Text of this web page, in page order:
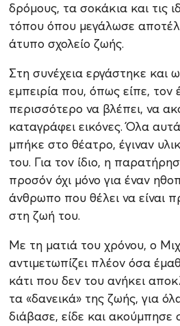
δρόμους, τα σοκάκια και τις
τόπου όπου μεγάλωσε
άτυπο σχολείο ζωής.
Στη συνέχεια εργάστηκε και
εμπειρία που, όπως είπε, τον
περισσότερο να βλέπει, να
καταγράφει εικόνες. Όλα
μπήκε στο θέατρο, έγιναν
του. Για τον ίδιο, η
προσόν όχι μόνο για έναν
άνθρωπο που θέλει να είναι
στη ζωή του.
Με τη ματιά του χρόνου, ο
αντιμετωπίζει πλέον όσα
κάτι που δεν του ανήκει
τα «δανεικά» της ζωής, για
διάβασε, είδε και ακούμπησε